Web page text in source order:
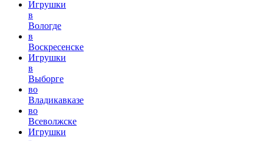
Игрушки
в
Вологде
в
Воскресенске
Игрушки
в
Выборге
во
Владикавказе
во
Всеволжске
Игрушки